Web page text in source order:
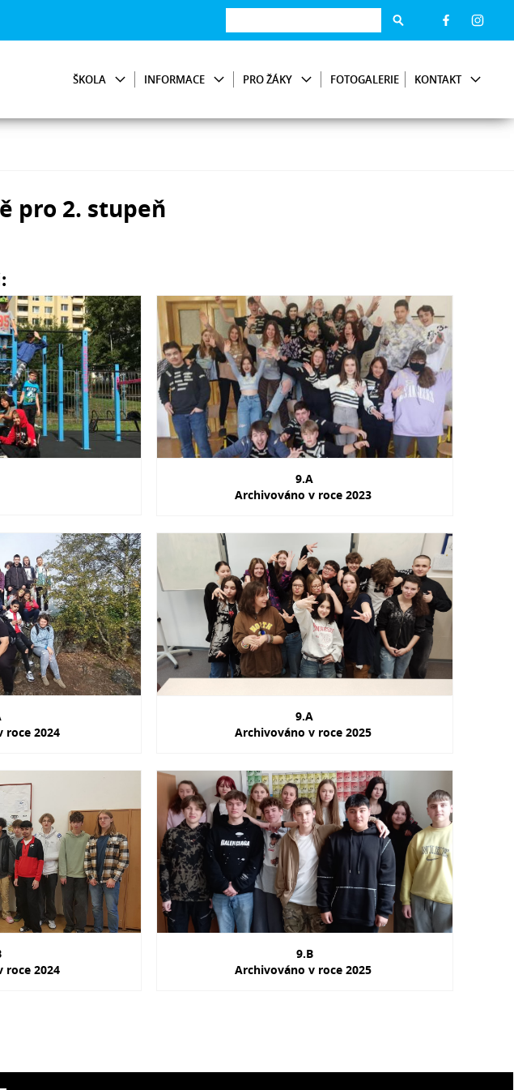
ŠKOLA INFORMACE PRO ŽÁKY FOTOGALERIE KONTAKT
pro 2. stupeň
9.A
Archivováno v roce 2023
roce 2024
9.A
Archivováno v roce 2025
roce 2024
9.B
Archivováno v roce 2025